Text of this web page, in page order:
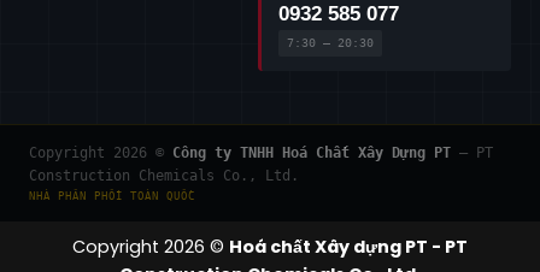
0932 585 077
7:30 – 20:30
Copyright 2026 © Công ty TNHH Hoá Chất Xây Dựng PT — PT
Construction Chemicals Co., Ltd.
NHÀ PHÂN PHỐI TOÀN QUỐC
Copyright 2026 © Hoá chất Xây dựng PT - PT